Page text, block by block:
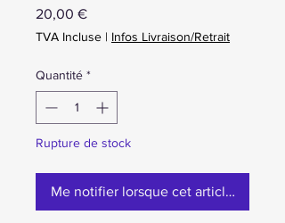
20,00 €Prix
TVA Incluse | Infos Livraison/Retrait
Quantité *
Rupture de stock
Me notifier lorsque cet article est